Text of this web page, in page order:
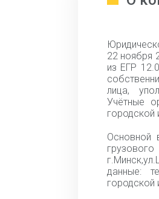
22 ноября
из ЕГР
лица,
Учётные
городской
Основной
данные:
городской